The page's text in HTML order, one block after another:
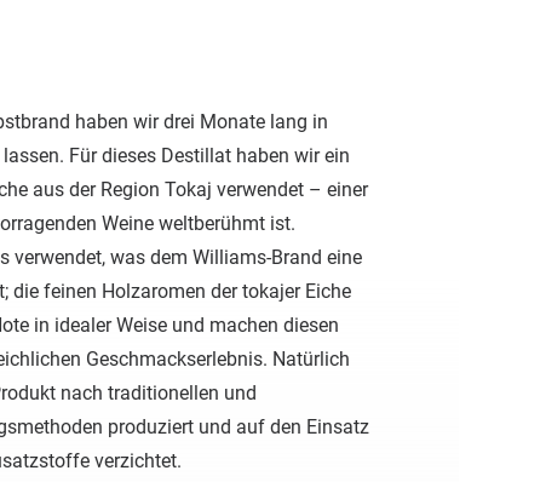
haben wir drei Monate lang in
Für dieses Destillat haben wir ein
aus der Region Tokaj verwendet – einer
Weine weltberühmt ist.
verwendet, was dem Williams-Brand eine
die feinen Holzaromen der tokajer Eiche
in idealer Weise und machen diesen
Geschmackserlebnis. Natürlich
nach traditionellen und
produziert und auf den Einsatz
verzichtet.